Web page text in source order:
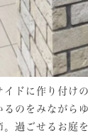
ドに作り付
のをみながら
過ごせるお